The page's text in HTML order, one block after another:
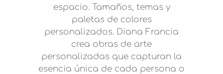
espacio. Tamaños, temas y
paletas de colores
personalizados. Diana Francia
crea obras de arte
personalizadas que capturan la
esencia única de cada persona o